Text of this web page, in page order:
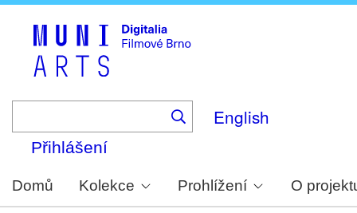
English
Přihlášení
Domů Kolekce Prohlížení O